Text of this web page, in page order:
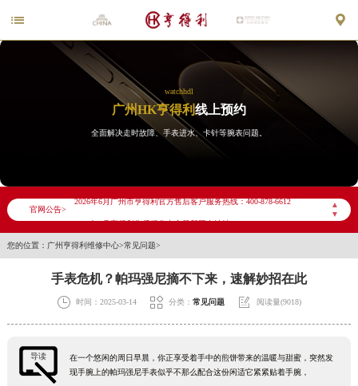
 
watchhdl
广州HK亨得利线上预约
全面解决走时故障、手表进水、卡针等腕表问题。
官网公告>
▲
▼
2026年6月广州市亨得利官方售后客户服务热线：400-878-6612
2026年6月亨得利售后服务中心最新网点地址：
您的位置： 广州亨得利维修中心>常见问题>
手表危机？帕玛强尼摘不下来，速解妙招在此
 时间：2025-03-14  分类： 常见问题  阅读量(9018)
导读
在一个悠闲的周日早晨，你正享受着手中的煎饼带来的温暖与甜蜜，突然发
现手腕上的帕玛强尼手表似乎不那么配合这份闲适它紧紧贴着手腕，